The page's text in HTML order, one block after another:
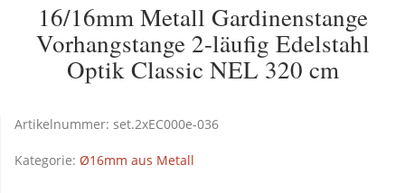
16/16mm Metall Gardinenstange
Vorhangstange 2-läufig Edelstahl
Optik Classic NEL 320 cm
Artikelnummer: set.2xEC000e-036
Kategorie: Ø16mm aus Metall